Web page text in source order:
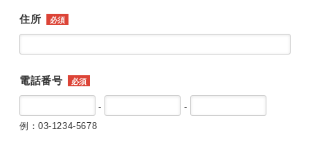
住所 必須
電話番号 必須
-
-
例：03-1234-5678